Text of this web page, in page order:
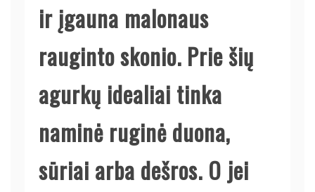
ir įgauna malonaus
rauginto skonio. Prie šių
agurkų idealiai tinka
naminė ruginė duona,
sūriai arba dešros. O jei